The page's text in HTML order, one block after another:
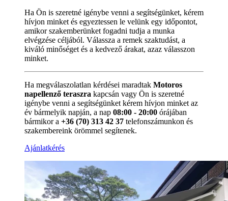
Ha Ön is szeretné igénybe venni a segítségünket, kérem
hívjon minket és egyeztessen le velünk egy időpontot,
amikor szakemberünket fogadni tudja a munka
elvégzése céljából. Válassza a remek szaktudást, a
kiváló minőséget és a kedvező árakat, azaz válasszon
minket.
Ha megválaszolatlan kérdései maradtak Motoros
napellenző teraszra kapcsán vagy Ön is szeretné
igénybe venni a segítségünket kérem hívjon minket az
év bármelyik napján, a nap 08:00 - 20:00 órájában
bármikor a +36 (70) 313 42 37 telefonszámunkon és
szakembereink örömmel segítenek.
Ajánlatkérés